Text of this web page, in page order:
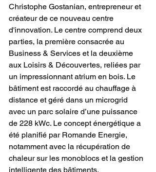
Christophe Gostanian, entrepreneur et
créateur de ce nouveau centre
d'innovation. Le centre comprend deux
parties, la première consacrée au
Business & Services et la deuxième
aux Loisirs & Découvertes, reliées par
un impressionnant atrium en bois. Le
bâtiment est raccordé au chauffage à
distance et géré dans un microgrid
avec un parc solaire d’une puissance
de 228 kWc. Le concept énergétique a
été planifié par Romande Energie,
notamment avec la récupération de
chaleur sur les monoblocs et la gestion
intelligente des bâtiments.